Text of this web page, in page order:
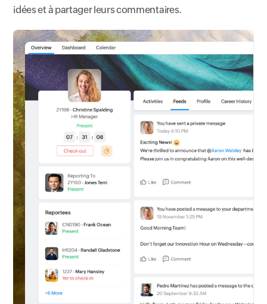
idées et à partager leurs commentaires.